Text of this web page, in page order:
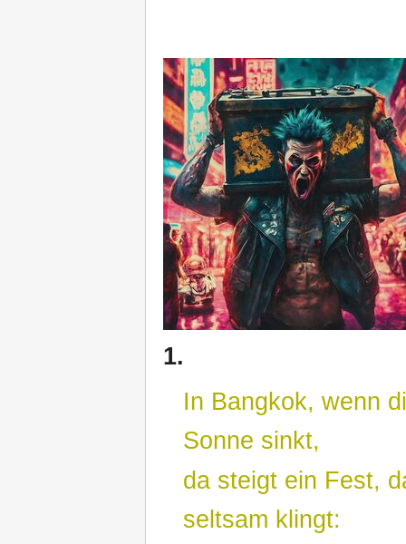
1.
In Bangkok, wenn
Sonne sinkt,
da steigt ein Fest,
seltsam klingt: